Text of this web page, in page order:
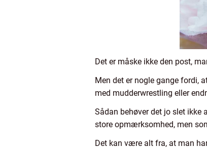
Det er måske ikke den post,
Men det er nogle gange fordi,
med mudderwrestling eller
Sådan behøver det jo slet
store opmærksomhed, men
Det kan være alt fra, at man